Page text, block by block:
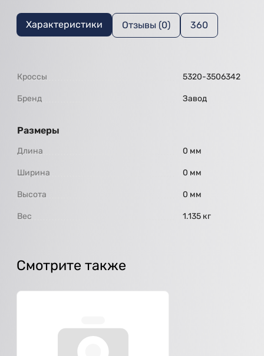
Характеристики Отзывы (0) 360
Кроссы 5320-3506342
Бренд Завод
Размеры
Длина 0 мм
Ширина 0 мм
Высота 0 мм
Вес 1.135 кг
Смотрите также